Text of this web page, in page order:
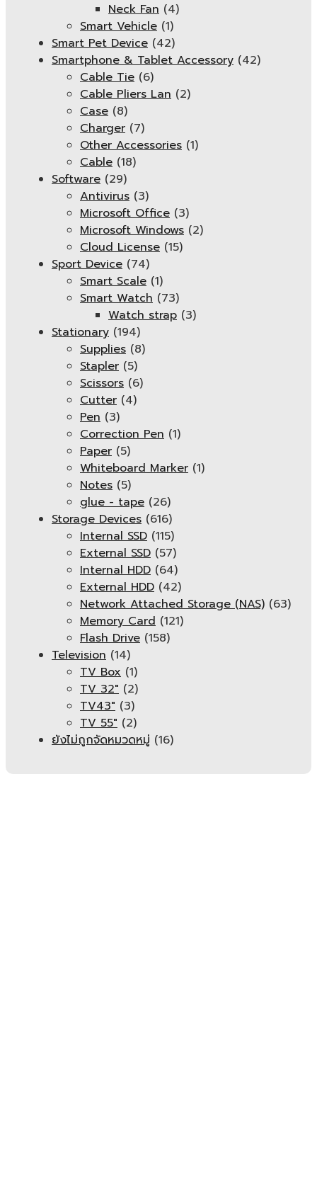
Neck Fan (4)
Smart Vehicle (1)
Smart Pet Device (42)
Smartphone & Tablet Accessory (42)
Cable Tie (6)
Cable Pliers Lan (2)
Case (8)
Charger (7)
Other Accessories (1)
Cable (18)
Software (29)
Antivirus (3)
Microsoft Office (3)
Microsoft Windows (2)
Cloud License (15)
Sport Device (74)
Smart Scale (1)
Smart Watch (73)
Watch strap (3)
Stationary (194)
Supplies (8)
Stapler (5)
Scissors (6)
Cutter (4)
Pen (3)
Correction Pen (1)
Paper (5)
Whiteboard Marker (1)
Notes (5)
glue - tape (26)
Storage Devices (616)
Internal SSD (115)
External SSD (57)
Internal HDD (64)
External HDD (42)
Network Attached Storage (NAS) (63)
Memory Card (121)
Flash Drive (158)
Television (14)
TV Box (1)
TV 32" (2)
TV43" (3)
TV 55" (2)
ยังไม่ถูกจัดหมวดหมู่ (16)